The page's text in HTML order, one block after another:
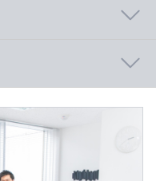
ナルマインドを持ち、
リティ領域。現在も、
る事業です。
制度を活用し、柔軟か
アップします。